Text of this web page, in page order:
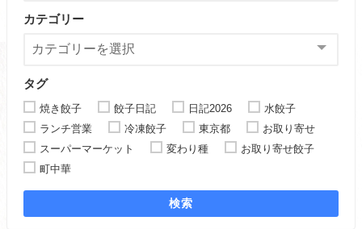
カテゴリー
タグ
焼き餃子 餃子日記 日記2026
水餃子
ランチ営業
冷凍餃子 東京都
お取り寄せ
スーパーマーケット
変わり種
お取り寄せ餃子
町中華
検索